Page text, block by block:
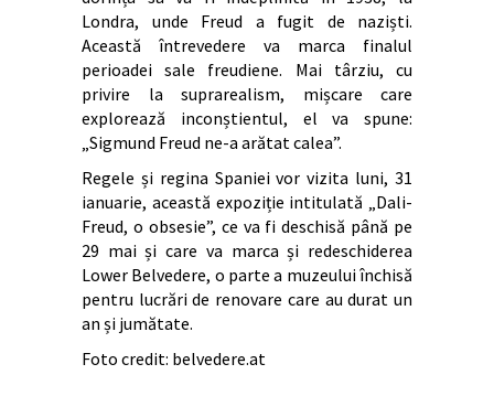
Londra, unde Freud a fugit de naziști.
Această întrevedere va marca finalul
perioadei sale freudiene. Mai târziu, cu
privire la suprarealism, mișcare care
explorează inconștientul, el va spune:
„Sigmund Freud ne-a arătat calea”.
Regele și regina Spaniei vor vizita luni, 31
ianuarie, această expoziție intitulată „Dali-
Freud, o obsesie”, ce va fi deschisă până pe
29 mai și care va marca și redeschiderea
Lower Belvedere, o parte a muzeului închisă
pentru lucrări de renovare care au durat un
an și jumătate.
Foto credit: belvedere.at